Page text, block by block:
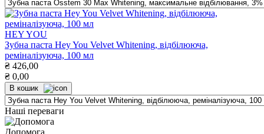
HEY YOU
Зубна паста Hey You Velvet Whitening, відбілююча,
реміналізуюча, 100 мл
₴ 426,00
₴ 0,00
В кошик
Наші переваги